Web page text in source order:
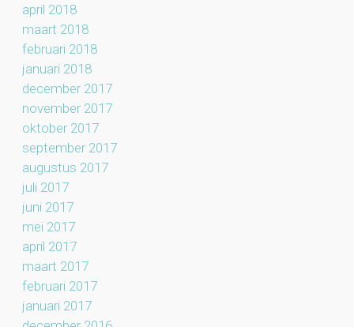
april 2018
maart 2018
februari 2018
januari 2018
december 2017
november 2017
oktober 2017
september 2017
augustus 2017
juli 2017
juni 2017
mei 2017
april 2017
maart 2017
februari 2017
januari 2017